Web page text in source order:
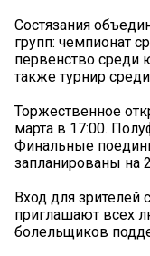
Состязания
групп: чемпионат
первенство среди
также турнир
Торжественное
марта в 17:00.
Финальные
запланированы на
Вход для зрителей
приглашают всех
болельщиков